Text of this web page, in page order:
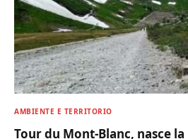
AMBIENTE E TERRITORIO
Tour du Mont-Blanc, nasce